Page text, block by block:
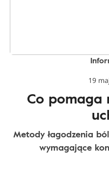
19
Co pomaga
Metody łagodzenia
wymagające